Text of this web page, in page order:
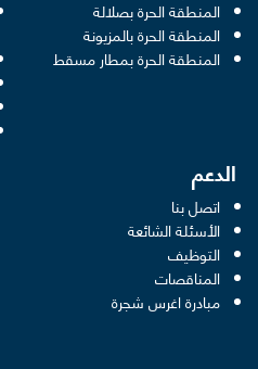
المنطقة الحرة بصلالة
المنطقة الحرة بالمزيونة
المنطقة الحرة بمطار مسقط
الدعم
اتصل بنا
الأسئلة الشائعة
التوظيف
المناقصات
مبادرة اغرس شجرة